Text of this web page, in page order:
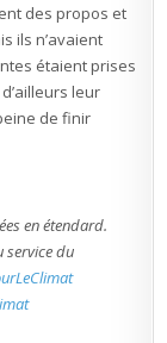
des propos et
ils n’avaient
étaient prises
leur
de finir
en étendard.
service du